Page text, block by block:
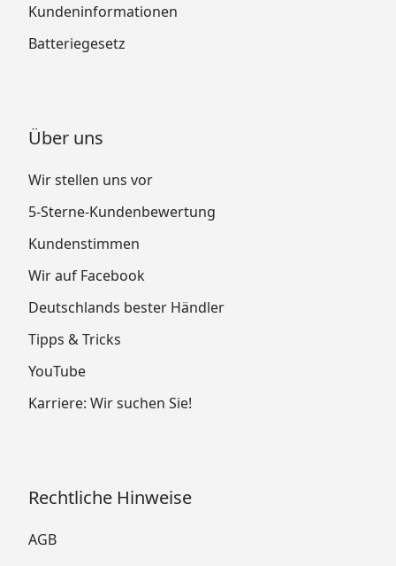
Kundeninformationen
Batteriegesetz
Über uns
Wir stellen uns vor
5-Sterne-Kundenbewertung
Kundenstimmen
Wir auf Facebook
Deutschlands bester Händler
Tipps & Tricks
YouTube
Karriere: Wir suchen Sie!
Rechtliche Hinweise
AGB